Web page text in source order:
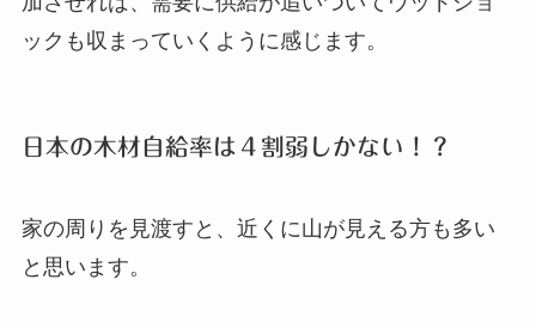
ックも収まっていくように感じます。
日本の木材自給率は４割弱しかない！？
家の周りを見渡すと、近くに山が見える方も多い
と思います。